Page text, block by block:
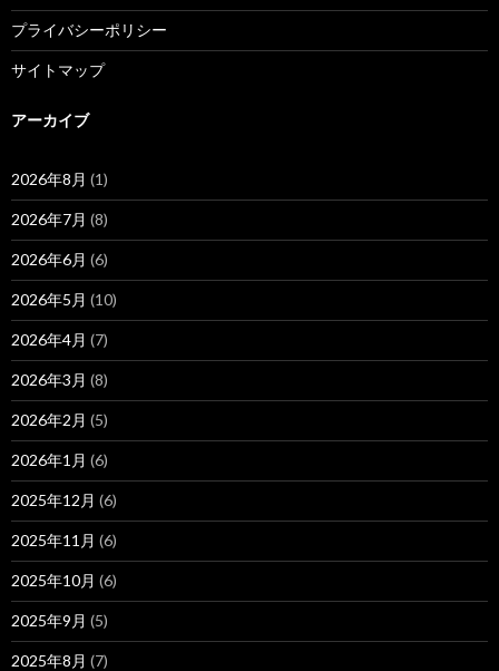
プライバシーポリシー
サイトマップ
アーカイブ
2026年8月 (1)
2026年7月 (8)
2026年6月 (6)
2026年5月 (10)
2026年4月 (7)
2026年3月 (8)
2026年2月 (5)
2026年1月 (6)
2025年12月 (6)
2025年11月 (6)
2025年10月 (6)
2025年9月 (5)
2025年8月 (7)